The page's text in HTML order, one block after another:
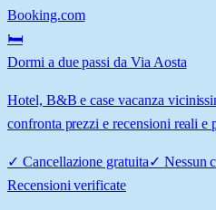
Booking.com
🛏️
Dormi a due passi da Via Aosta
Hotel, B&B e case vacanza
confronta prezzi e recensioni reali e
✓ Cancellazione gratuita✓ Nessun
Recensioni verificate